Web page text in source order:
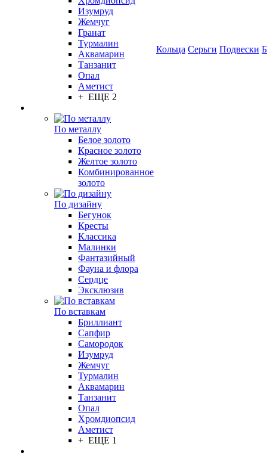
Изумруд
Жемчуг
Гранат
Турмалин
Аквамарин
Танзанит
Опал
Аметист
+ ЕЩЕ 2
По металлу
Белое золото
Красное золото
Желтое золото
Комбинированное
золото
По дизайну
Бегунок
Кресты
Классика
Малинки
Фантазийный
Фауна и флора
Сердце
Эксклюзив
По вставкам
Бриллиант
Сапфир
Самородок
Изумруд
Жемчуг
Турмалин
Аквамарин
Танзанит
Опал
Хромдиопсид
Аметист
+ ЕЩЕ 1
Кольца Серьги Подвески